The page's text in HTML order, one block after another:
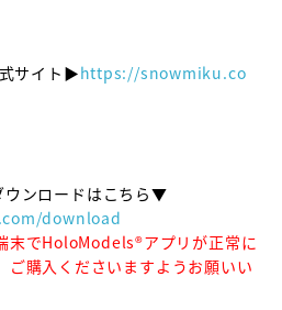
式サイト▶https://snowmiku.co
download
末でHoloModels®︎アプリが正常に
ご購入くださいますようお願いい